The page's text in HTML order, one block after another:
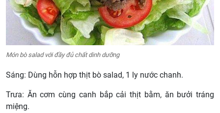
Món bò salad với đầy đủ chất dinh dưỡng
Sáng: Dùng hỗn hợp thịt bò salad, 1 ly nước chanh.
Trưa: Ăn cơm cùng canh bắp cải thịt bằm, ăn bưởi tráng
miệng.